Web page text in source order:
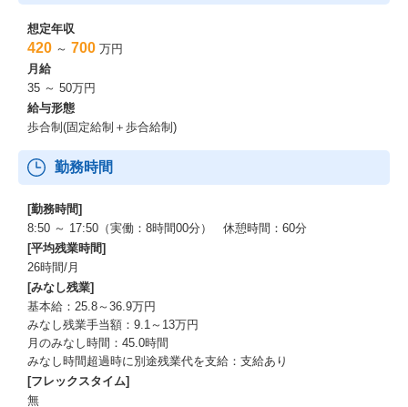
想定年収
420 ～ 700 万円
月給
35 ～ 50万円
給与形態
歩合制(固定給制＋歩合給制)
勤務時間
[勤務時間]
8:50 ～ 17:50（実働：8時間00分） 休憩時間：60分
[平均残業時間]
26時間/月
[みなし残業]
基本給：25.8～36.9万円
みなし残業手当額：9.1～13万円
月のみなし時間：45.0時間
みなし時間超過時に別途残業代を支給：支給あり
[フレックスタイム]
無